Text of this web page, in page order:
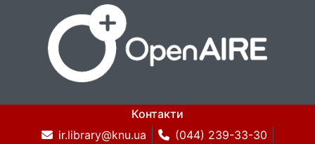
Контакти
ir.library@knu.ua
(044) 239-33-30